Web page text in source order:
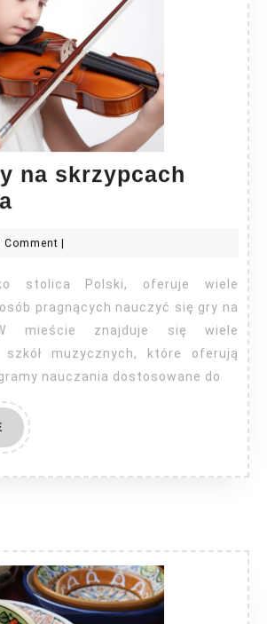
na skrzypcach
na
skrzypcach
Warszawa
Comment |
pragnących nauczyć się gry na
mieście znajduje się wiele
szkół muzycznych, które oferują
nauczania dostosowane do
READ
MORE